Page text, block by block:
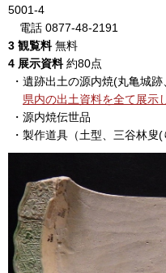
5001-4
電話 0877-48-2191
3 観覧料無料
4 展示資料約80点
・遺跡出土の源内焼(丸亀城
県内の出土資料を全て展示
・源内焼伝世品
・製作道具（土型、三谷林叟(